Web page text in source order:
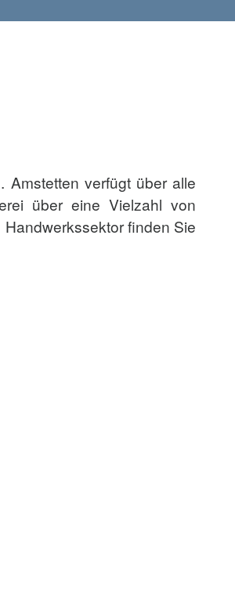
Amstetten verfügt über alle
über eine Vielzahl von
finden Sie